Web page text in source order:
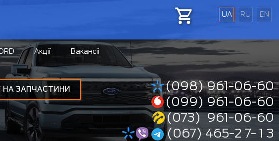
UA RU EN
НА ЗАПЧАСТИНИ
Акції Вакансіі
(098) 961-06-60
(099) 961-06-60
(073) 961-06-60
(067) 465-2 7- 1 3